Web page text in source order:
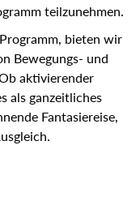
Aktivprogramm
bieten wir
Bewegungs- und
aktivierender
als ganzeitliches
Fantasiereise,